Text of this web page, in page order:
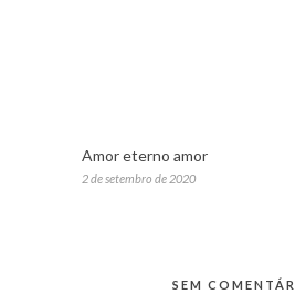
Amor eterno amor
2 de setembro de 2020
SEM